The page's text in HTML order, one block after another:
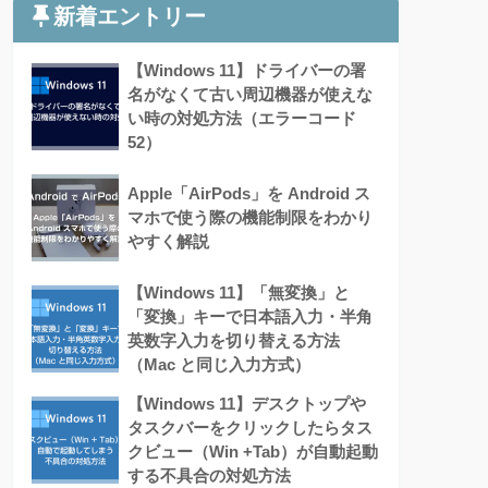
新着エントリー
【Windows 11】ドライバーの署
名がなくて古い周辺機器が使えな
い時の対処方法（エラーコード
52）
Apple「AirPods」を Android ス
マホで使う際の機能制限をわかり
やすく解説
【Windows 11】「無変換」と
「変換」キーで日本語入力・半角
英数字入力を切り替える方法
（Mac と同じ入力方式）
【Windows 11】デスクトップや
タスクバーをクリックしたらタス
クビュー（Win +Tab）が自動起動
する不具合の対処方法